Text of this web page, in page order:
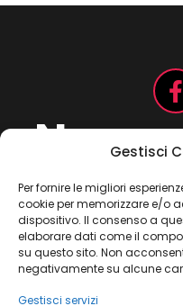
Gestisci
Per fornire le migliori
cookie per memorizzare e/o
dispositivo. Il consenso a
elaborare dati come il
su questo sito. Non
negativamente su alcune
Gestisci servizi
Non